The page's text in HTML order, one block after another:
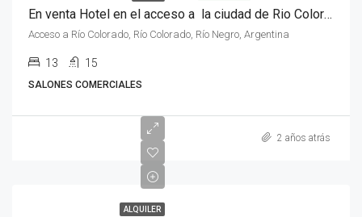
En venta Hotel en el acceso a la ciudad de Rio Colorado, provincia de Rio Negro .
Acceso a Río Colorado, Río Colorado, Río Negro, Argentina
13 15
SALONES COMERCIALES
2 años atrás
ALQUILER